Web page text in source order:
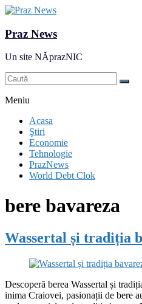
Praz News
Un site NĂprazNIC
Meniu
Acasa
Ştiri
Economie
Tehnologie
PrazNews
World Debt Clok
bere bavareza
Wassertal și tradiția
Descoperă berea Wassertal și
inima Craiovei, pasionații de bere